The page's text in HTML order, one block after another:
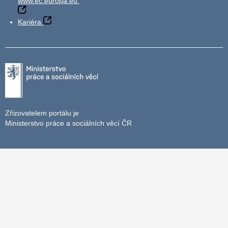
Kariéra
Zřizovatelem portálu je
Ministerstvo práce a sociálních věcí ČR